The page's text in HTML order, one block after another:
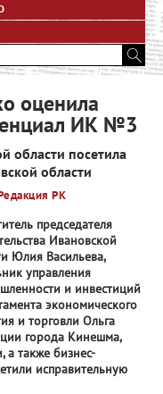
оценила
ИК №3
области посетила
области
РК
председателя
Ивановской
Юлия Васильева,
управления
и инвестиций
экономического
и торговли Ольга
города Кинешма,
а также бизнес-
исправительную